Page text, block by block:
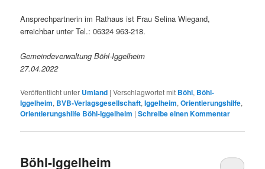
Ansprechpartnerin im Rathaus ist Frau Selina Wiegand,
erreichbar unter Tel.: 06324 963-218.
Gemeindeverwaltung Böhl-Iggelheim
27.04.2022
Veröffentlicht unter Umland |Verschlagwortet mit Böhl, Böhl-
Iggelheim, BVB-Verlagsgesellschaft,Iggelheim,Orientierungshilfe,
Orientierungshilfe Böhl-Iggelheim |Schreibe einen Kommentar
Böhl-Iggelheim